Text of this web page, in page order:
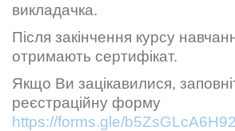
викладачка.
Після закінчення курсу
отримають сертифікат.
Якщо Ви зацікавилися,
реєстраційну форму
https://forms.gle/